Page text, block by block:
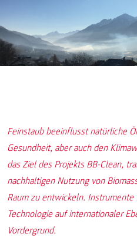
Feinstaub beeinflusst natürliche
Gesundheit, aber auch den
das Ziel des Projekts BB-Clean,
nachhaltigen Nutzung von
Raum zu entwickeln. Instrumente
Technologie auf internationaler
Vordergrund.